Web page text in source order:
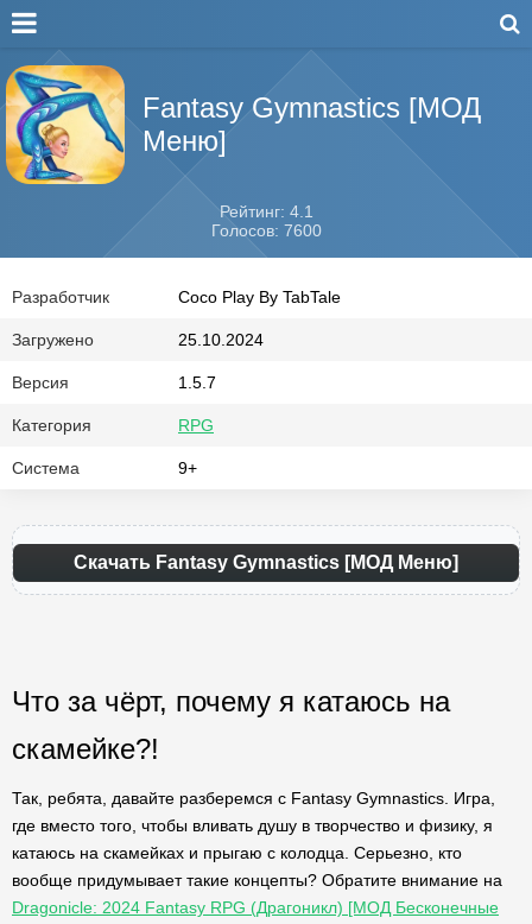
Fantasy Gymnastics [МОД
Меню]
Рейтинг: 4.1
Голосов: 7600
Разработчик Coco Play By TabTale
Загружено 25.10.2024
Версия 1.5.7
Категория RPG
Система 9+
Скачать Fantasy Gymnastics [МОД Меню]
Что за чёрт, почему я катаюсь на
скамейке?!
Так, ребята, давайте разберемся с Fantasy Gymnastics. Игра,
где вместо того, чтобы вливать душу в творчество и физику, я
катаюсь на скамейках и прыгаю с колодца. Серьезно, кто
вообще придумывает такие концепты? Обратите внимание на
Dragonicle: 2024 Fantasy RPG (Драгоникл) [МОД Бесконечные